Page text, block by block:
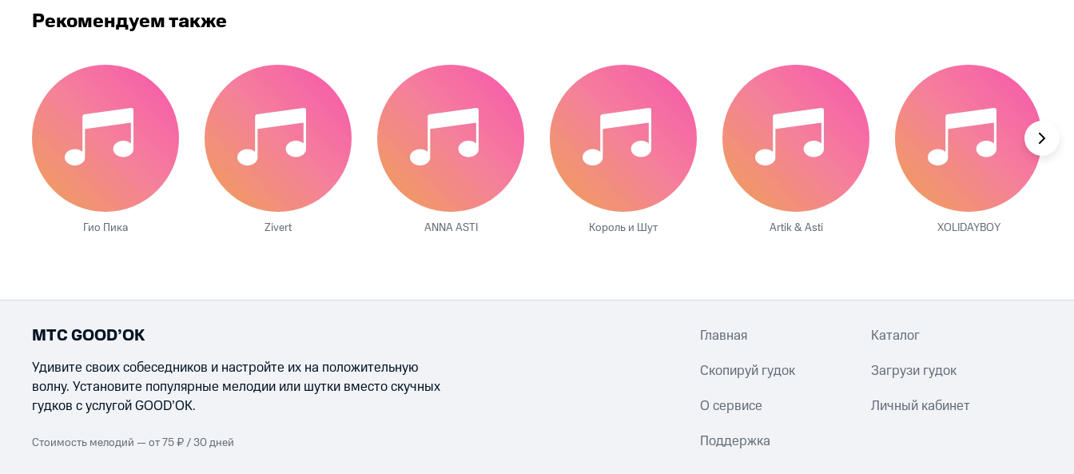
Рекомендуем также
Гио Пика Zivert ANNA ASTI Король и Шут Artik & Asti XOLIDAYBOY
МТС GOOD’OK
Удивите своих собеседников и настройте их на положительную
волну. Установите популярные мелодии или шутки вместо скучных
гудков с услугой GOOD’OK.
Стоимость мелодий — от 75 ₽ / 30 дней
Главная Каталог
Скопируй гудок Загрузи гудок
О сервисе Личный кабинет
Поддержка